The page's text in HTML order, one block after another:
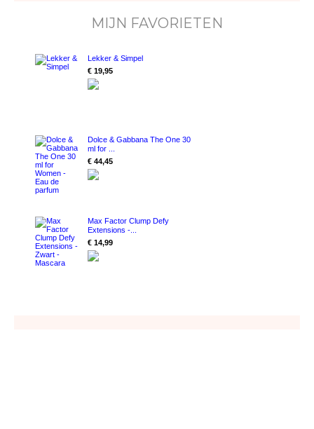
MIJN FAVORIETEN
Lekker & Simpel
€ 19,95
Dolce & Gabbana The One 30
ml for ...
€ 44,45
Max Factor Clump Defy
Extensions -...
€ 14,99